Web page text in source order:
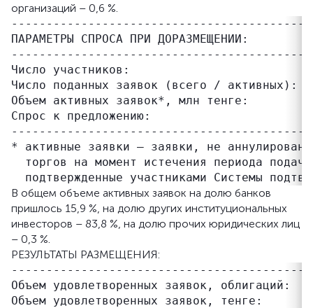
организаций – 0,6 %.
ПАРАМЕТРЫ СПРОСА ПРИ ДОРАЗМЕЩЕНИИ:
Число участников:
Число поданных заявок (всего /
Объем активных заявок*, млн тенге:
Спрос к предложению:
* активные заявки – заявки, не
торгов на момент истечения периода
В общем объеме активных заявок на долю банков
пришлось 15,9 %, на долю других институциональных
инвесторов – 83,8 %, на долю прочих юридических лиц
– 0,3 %.
РЕЗУЛЬТАТЫ РАЗМЕЩЕНИЯ:
Объем удовлетворенных заявок,
Объем удовлетворенных заявок, тенге: